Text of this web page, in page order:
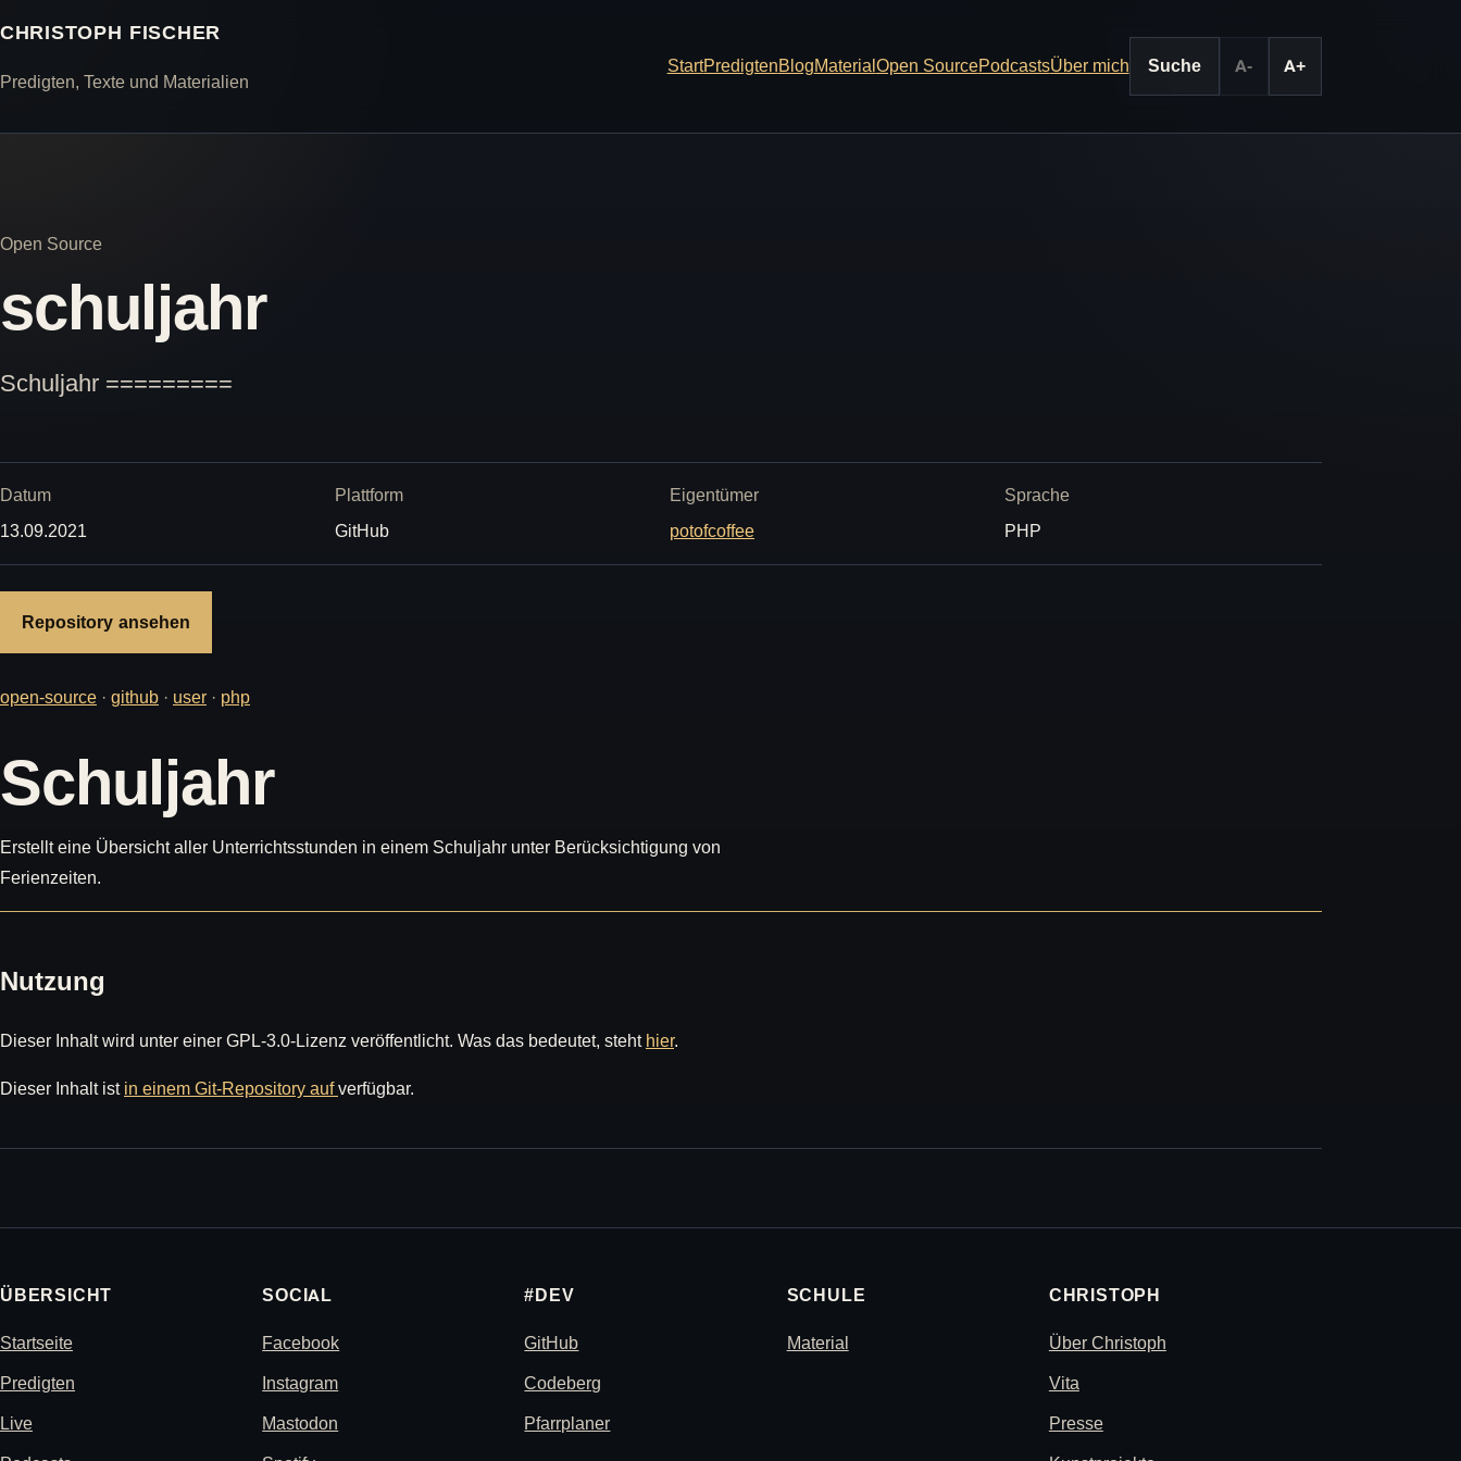
CHRISTOPH FISCHER
Predigten, Texte und Materialien
StartPredigtenBlogMaterialOpen SourcePodcastsÜber mich Suche A- A+
Open Source
schuljahr
Schuljahr =========
Datum
13.09.2021
Plattform
GitHub
Eigentümer
potofcoffee
Sprache
PHP
Repository ansehen
open-source · github · user · php
Schuljahr
Erstellt eine Übersicht aller Unterrichtsstunden in einem Schuljahr unter Berücksichtigung von
Ferienzeiten.
Nutzung
Dieser Inhalt wird unter einer GPL-3.0-Lizenz veröffentlicht. Was das bedeutet, stehthier.
Dieser Inhalt istin einem Git-Repository aufverfügbar.
ÜBERSICHT
Startseite
Predigten
Live
SOCIAL
Facebook
Instagram
Mastodon
#DEV
GitHub
Codeberg
Pfarrplaner
SCHULE
Material
CHRISTOPH
Über Christoph
Vita
Presse